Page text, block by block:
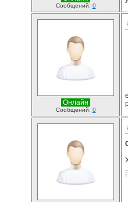
Сообщений: 0
Онлайн
Сообщений: 0